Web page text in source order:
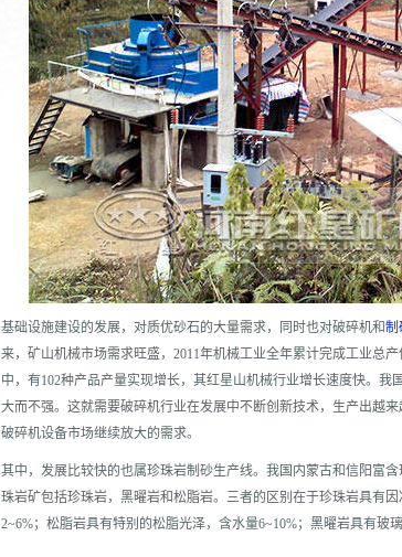
基础设施建设的发展，对质优砂石的大量需求，同时也对破碎机和制
来，矿山机械市场需求旺盛，2011年机械工业全年累计完成工业总
中，有102种产品产量实现增长，其红星山机械行业增长速度快。
大而不强。这就需要破碎机行业在发展中不断创新技术，生产出越
破碎机设备市场继续放大的需求。
其中，发展比较快的也属珍珠岩制砂生产线。我国内蒙古和信阳富
珠岩矿包括珍珠岩，黑曜岩和松脂岩。三者的区别在于珍珠岩具有
2~6%；松脂岩具有特别的松脂光泽，含水量6~10%；黑曜岩具有玻